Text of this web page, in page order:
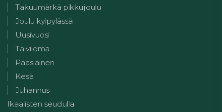
Takuumärkä pikkujoulu
Joulu kylpylässä
Uusivuosi
Talviloma
Pääsiäinen
Kesä
Juhannus
Ikaalisten seudulla